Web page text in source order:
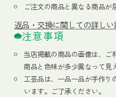
ご注文の商品と異なる商品が
返品・交換に関しての詳しい
注意事項
当店掲載の商品の画像は、ご
商品と色味が多少異なって見
工芸品は、一品一品が手作り
います。ご了承ください。